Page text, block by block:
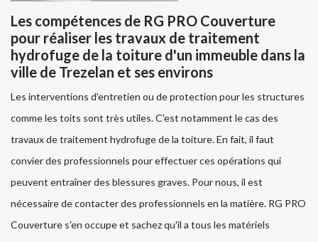
Les compétences de RG PRO Couverture
pour réaliser les travaux de traitement
hydrofuge de la toiture d'un immeuble dans la
ville de Trezelan et ses environs
Les interventions d'entretien ou de protection pour les structures
comme les toits sont très utiles. C'est notamment le cas des
travaux de traitement hydrofuge de la toiture. En fait, il faut
convier des professionnels pour effectuer ces opérations qui
peuvent entraîner des blessures graves. Pour nous, il est
nécessaire de contacter des professionnels en la matière. RG PRO
Couverture s'en occupe et sachez qu'il a tous les matériels